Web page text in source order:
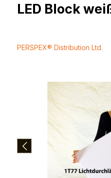
LED Block
PERSPEX® Distribution Ltd.
Bildergalerie überspringen